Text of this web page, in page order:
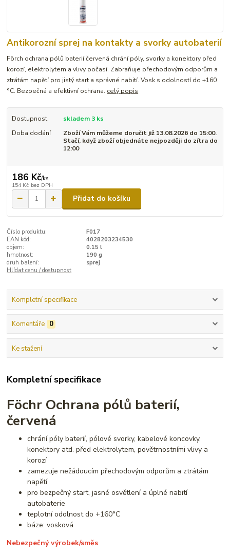
Antikorozní sprej na kontakty a svorky autobaterií
Förch ochrana pólů baterií červená chrání póly, svorky a konektory před
korozí, elektrolytem a vlivy počasí. Zabraňuje přechodovým odporům a
ztrátám napětí pro jistý start a správné nabití. Vosk s odolností do +160
°C. Bezpečná a efektivní ochrana. celý popis
Dostupnost
skladem 3 ks
Doba dodání
Zboží Vám můžeme doručit již 13.08.2026 do 15:00.
Stačí, když zboží objednáte nejpozději do zítra do
12:00
186 Kč/ks
154 Kč bez DPH
Přidat do košíku
Číslo produktu:
F017
EAN kód:
4028203234530
objem:
0.15 l
hmotnost:
190 g
druh balení:
sprej
Hlídat cenu / dostupnost
Kompletní specifikace
Komentáře 0
Ke stažení
Kompletní specifikace
Föchr Ochrana pólů baterií,
červená
chrání póly baterií, pólové svorky, kabelové koncovky,
konektory atd. před elektrolytem, povětrnostními vlivy a
korozí
zamezuje nežádoucím přechodovým odporům a ztrátám
napětí
pro bezpečný start, jasné osvětlení a úplné nabití
autobaterie
teplotní odolnost do +160°C
báze: vosková
Nebezpečný výrobek/směs